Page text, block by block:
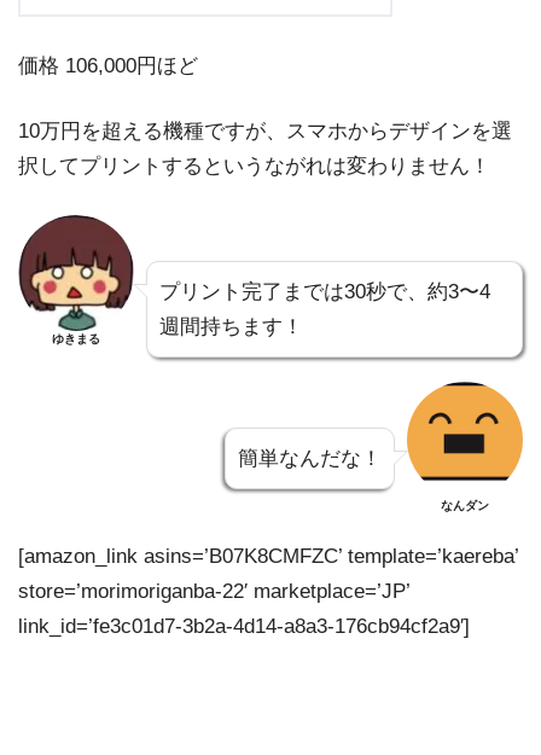
価格 106,000円ほど
10万円を超える機種ですが、スマホからデザインを選
択してプリントするというながれは変わりません！
ゆきまる
プリント完了までは30秒で、約3〜4
週間持ちます！
簡単なんだな！
なんダン
[amazon_link asins=’B07K8CMFZC’ template=’kaereba’
store=’morimoriganba-22′ marketplace=’JP’
link_id=’fe3c01d7-3b2a-4d14-a8a3-176cb94cf2a9′]